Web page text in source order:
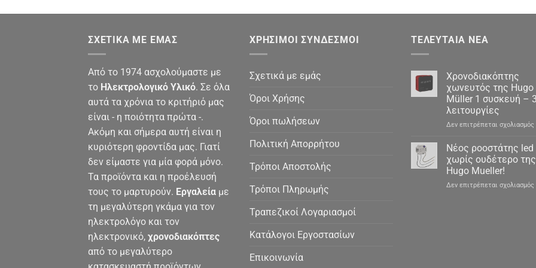
ΣΧΕΤΙΚΆ ΜΕ ΕΜΆΣ
Από το 1974 ασχολούμαστε με
το Ηλεκτρολογικό Υλικό. Σε όλα
αυτά τα χρόνια το κριτήριό μας
είναι - η ποιότητα πρώτα -.
Ακόμη και σήμερα αυτή είναι η
κυριότερη φροντίδα μας. Γιατί
δεν είμαστε για μία φορά μόνο.
Τα προϊόντα και η προέλευσή
τους το μαρτυρούν. Εργαλεία με
τη μεγαλύτερη γκάμα για τον
ηλεκτρολόγο και τον
ηλεκτρονικό, χρονοδιακόπτες
από το μεγαλύτερο
ΧΡΉΣΙΜΟΙ ΣΎΝΔΕΣΜΟΙ
Σχετικά με εμάς
Όροι Χρήσης
Όροι πωλήσεων
Πολιτική Απορρήτου
Τρόποι Αποστολής
Τρόποι Πληρωμής
Τραπεζικοί Λογαριασμοί
Κατάλογοι Εργοστασίων
Επικοινωνία
ΤΕΛΕΥΤΑΊΑ ΝΈΑ
Χρονοδιακόπτης
χωνευτός της Hugo
Müller 1 συσκευή – 3
λειτουργίες
Δεν επιτρέπεται σχολιασμός
1
Νέος ροοστάτης led
χωρίς ουδέτερο της
Hugo Mueller!
Δεν επιτρέπεται σχολιασμός